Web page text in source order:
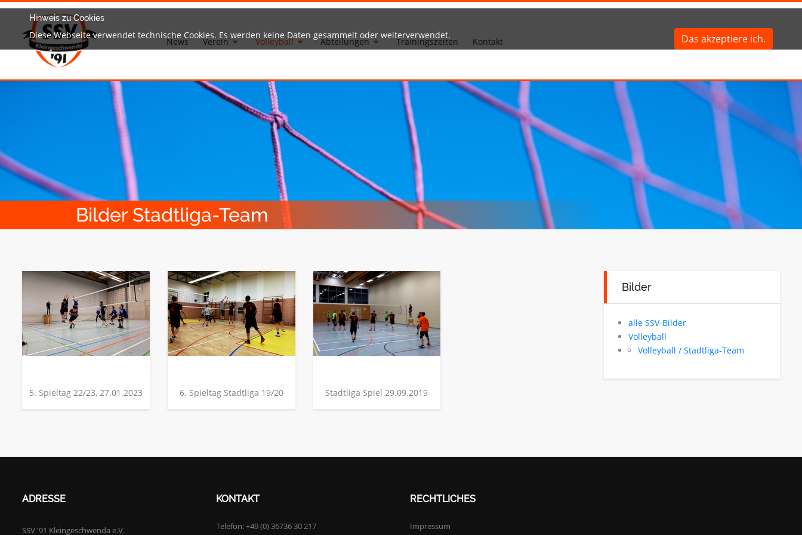
Hinweis zu Cookies
Das akzeptiere ich.
Diese Webseite verwendet technische Cookies. Es werden keine Daten gesammelt oder weiterverwendet.
News Verein Volleyball Abteilungen Trainingszeiten Kontakt
Bilder Stadtliga-Team
5. Spieltag 22/23, 27.01.2023 6. Spieltag Stadtliga 19/20 Stadtliga Spiel 29.09.2019
Bilder
alle SSV-Bilder
Volleyball
Volleyball / Stadtliga-Team
ADRESSE
SSV '91 Kleingeschwenda e.V.
KONTAKT
Telefon:+49 (0) 36736 30 217
RECHTLICHES
Impressum